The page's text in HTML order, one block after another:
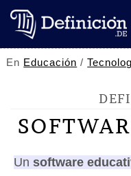
En Educación /
Un software